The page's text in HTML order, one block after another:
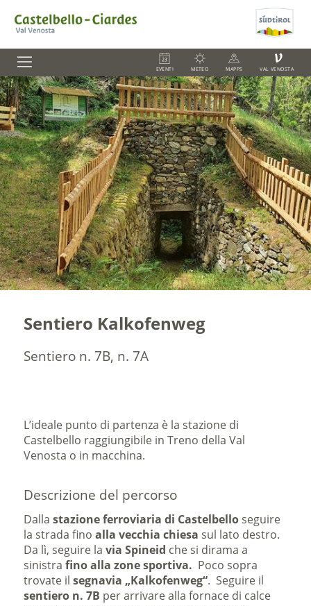
EVENTI METEO MAPPS
V
VAL VENOSTA
Sentiero Kalkofenweg
Sentiero n. 7B, n. 7A
L’ideale punto di partenza è la stazione di
Castelbello raggiungibile in Treno della Val
Venosta o in macchina.
Descrizione del percorso
Dallastazione ferroviaria di Castelbelloseguire
la strada finoalla vecchia chiesa sul lato destro.
Da lì, seguire lavia Spineid che si dirama a
sinistra fino alla zone sportiva. Poco sopra
trovate ilsegnavia „Kalkofenweg“. Seguire il
sentiero n. 7B per arrivare alla fornace di calce